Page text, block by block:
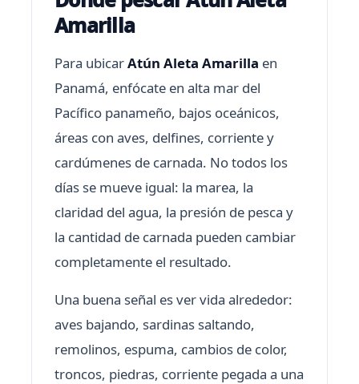
Amarilla
Para ubicarAtún Aleta Amarilla en
Panamá, enfócate en alta mar del
Pacífico panameño, bajos oceánicos,
áreas con aves, delfines, corriente y
cardúmenes de carnada. No todos los
días se mueve igual: la marea, la
claridad del agua, la presión de pesca y
la cantidad de carnada pueden cambiar
completamente el resultado.
Una buena señal es ver vida alrededor:
aves bajando, sardinas saltando,
remolinos, espuma, cambios de color,
troncos, piedras, corriente pegada a una